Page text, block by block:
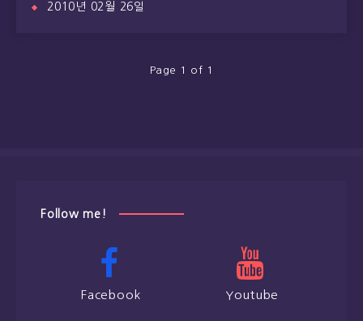
2010년 02월 26일
Page 1 of 1
Follow me!
Facebook Youtube